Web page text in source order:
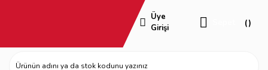
Üye
Girişi